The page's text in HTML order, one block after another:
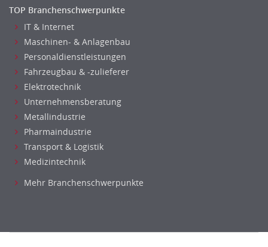
TOP Branchenschwerpunkte
IT & Internet
Maschinen- & Anlagenbau
Personaldienstleistungen
Fahrzeugbau & -zulieferer
Elektrotechnik
Unternehmensberatung
Metallindustrie
Pharmaindustrie
Transport & Logistik
Medizintechnik
Mehr Branchenschwerpunkte